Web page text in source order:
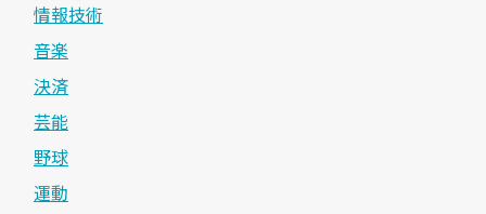
情報技術
音楽
決済
芸能
野球
運動